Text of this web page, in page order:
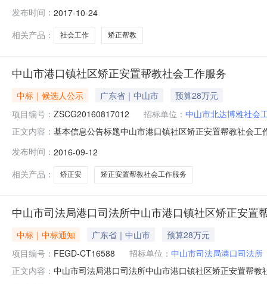
及联系方式：项目联系人详见公告正文项目联系电话详
东招标代理有限公司中山
发布时间： 2017-10-24
相关产品：
社会工作 矫正帮教
中山市港口镇社区矫正安置帮教社会工作服务
中标｜候选人公示 广东省｜中山市
预算28万元
项目编号： ZSCG20160817012 招标单位： 中山市北达博雅社会
正文内容： 基本信息公告标题中山市港口镇社区矫正安置帮教社会
（成交）供应商代码524420005901202556中标（成交
发布时间： 2016-09-12
相关产品：
矫正安 矫正安置帮教社会工作服务
中山市司法局港口司法所中山市港口镇社区矫正安
中标｜中标通知 广东省｜中山市
预算28万元
项目编号： FEGD-CT16588 招标单位： 中山市司法局港口司法所
正文内容： 中山市司法局港口司法所中山市港口镇社区矫正安置帮